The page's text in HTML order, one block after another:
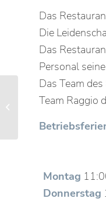
Das
Die
Das
Personal
Das Team
Team Raggio
Montag
Donnerstag
Alpenhotel Dahoam